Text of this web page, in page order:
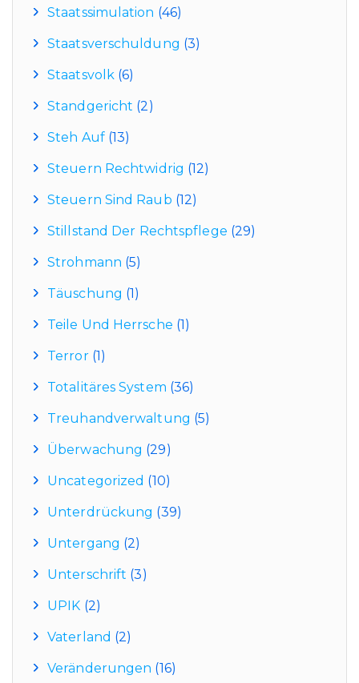
Staatssimulation (46)
Staatsverschuldung (3)
Staatsvolk (6)
Standgericht (2)
Steh Auf(13)
Steuern Rechtwidrig (12)
Steuern Sind Raub (12)
Stillstand Der Rechtspflege (29)
Strohmann (5)
Täuschung (1)
Teile Und Herrsche (1)
Terror(1)
Totalitäres System (36)
Treuhandverwaltung (5)
Überwachung (29)
Uncategorized (10)
Unterdrückung (39)
Untergang (2)
Unterschrift (3)
UPIK (2)
Vaterland (2)
Veränderungen (16)